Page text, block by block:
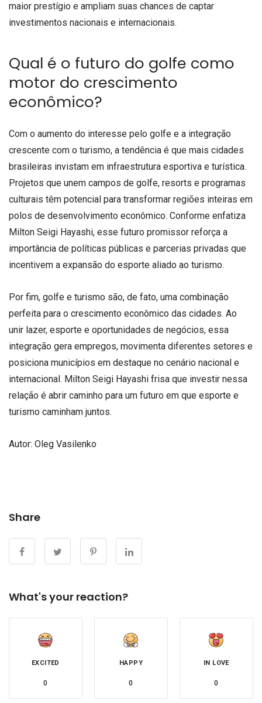
maior prestígio e ampliam suas chances de captar
investimentos nacionais e internacionais.
Qual é o futuro do golfe como
motor do crescimento
econômico?
Com o aumento do interesse pelo golfe e a integração
crescente com o turismo, a tendência é que mais cidades
brasileiras invistam em infraestrutura esportiva e turística.
Projetos que unem campos de golfe, resorts e programas
culturais têm potencial para transformar regiões inteiras em
polos de desenvolvimento econômico. Conforme enfatiza
Milton Seigi Hayashi, esse futuro promissor reforça a
importância de políticas públicas e parcerias privadas que
incentivem a expansão do esporte aliado ao turismo.
Por fim, golfe e turismo são, de fato, uma combinação
perfeita para o crescimento econômico das cidades. Ao
unir lazer, esporte e oportunidades de negócios, essa
integração gera empregos, movimenta diferentes setores e
posiciona municípios em destaque no cenário nacional e
internacional. Milton Seigi Hayashi frisa que investir nessa
relação é abrir caminho para um futuro em que esporte e
turismo caminham juntos.
Autor: Oleg Vasilenko
Share
What's your reaction?
EXCITED
0
HAPPY
0
IN LOVE
0